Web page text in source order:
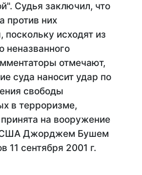
Судья заключил, что
против них
поскольку исходят из
неназванного
отмечают,
суда наносит удар по
свободы
в терроризме,
на вооружение
США Джорджем Бушем
11 сентября 2001 г.